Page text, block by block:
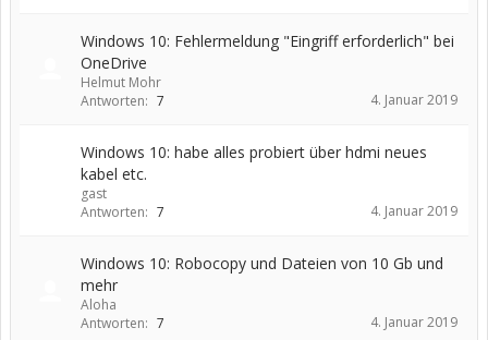
Windows 10: Fehlermeldung "Eingriff erforderlich" bei
OneDrive
Helmut Mohr
Antworten: 7 4. Januar 2019
Windows 10: habe alles probiert über hdmi neues
kabel etc.
gast
Antworten: 7 4. Januar 2019
Windows 10: Robocopy und Dateien von 10 Gb und
mehr
Aloha
Antworten: 7 4. Januar 2019